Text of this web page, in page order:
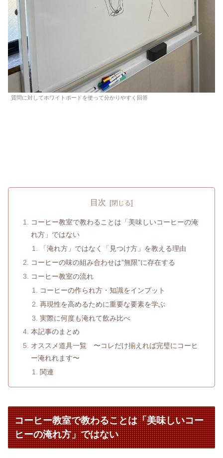
質問に対してホワイトボードを使って分かりやすく回答
目次
コーヒー教室で教わることは「美味しいコーヒーの淹
れ方」ではない
「淹れ方」ではなく「見つけ方」を教える理由
コーヒーの味の組み合わせは”無限”に存在する
コーヒー教室の流れ
コーヒーの作られ方・知識をインプット
再現性を高めるために重要な要素を学ぶ
実際に何度も淹れて飲み比べ
本記事のまとめ
オススメ道具一覧 〜コレだけ揃えれば完璧にコーヒ
ー淹れれます〜
関連
コーヒー教室で教わることは「美味しいコー
ヒーの淹れ方」ではない